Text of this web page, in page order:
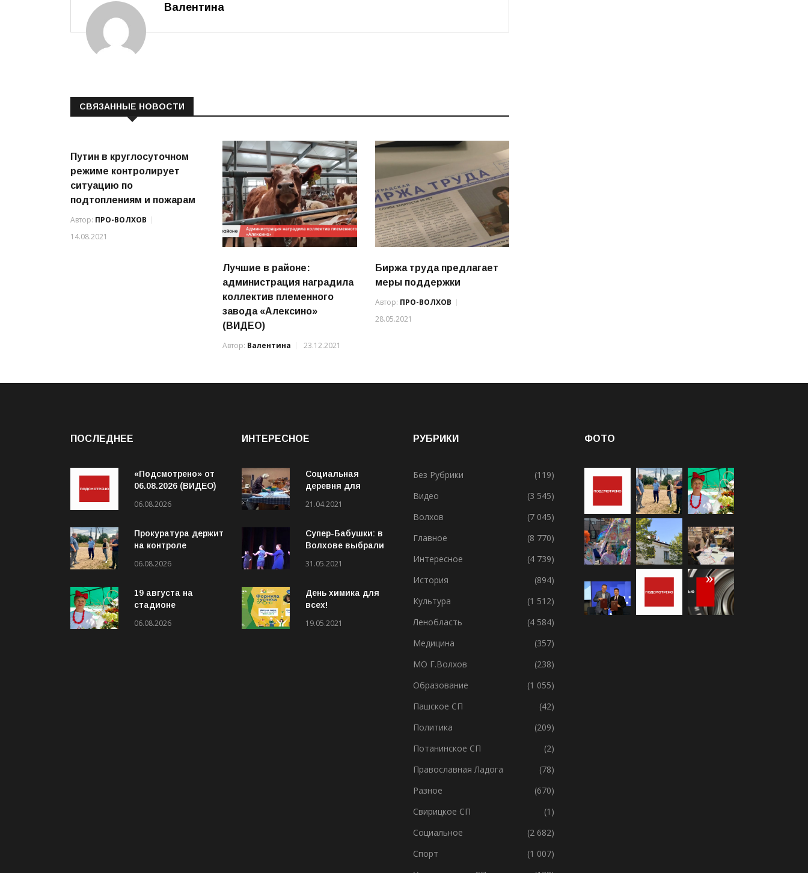
Валентина
СВЯЗАННЫЕ НОВОСТИ
Путин в круглосуточном
режиме контролирует
ситуацию по
подтоплениям и пожарам
Автор: ПРО-ВОЛХОВ
14.08.2021
Лучшие в районе:
администрация наградила
коллектив племенного
завода «Алексино»
(ВИДЕО)
Автор: Валентина 23.12.2021
Биржа труда предлагает
меры поддержки
Автор: ПРО-ВОЛХОВ
28.05.2021
ПОСЛЕДНЕЕ
«Подсмотрено» от
06.08.2026 (ВИДЕО)
06.08.2026
Прокуратура держит
на контроле
пассажирских
Волховском районе
06.08.2026
19 августа на
стадионе
пройдёт конкурс
06.08.2026
ИНТЕРЕСНОЕ
Социальная
деревня для
21.04.2021
Супер-Бабушки: в
Волхове выбрали
(ВИДЕО)
31.05.2021
День химика для
всех!
19.05.2021
РУБРИКИ
Без Рубрики
(119)
Видео
(3 545)
Волхов
(7 045)
Главное
(8 770)
Интересное
(4 739)
История
(894)
Культура
(1 512)
Ленобласть
(4 584)
Медицина
(357)
МО Г.Волхов
(238)
Образование
(1 055)
Пашское СП
(42)
Политика
(209)
Потанинское СП
(2)
Православная Ладога
(78)
Разное
(670)
Свирицкое СП
(1)
Социальное
(2 682)
Спорт
(1 007)
ФОТО